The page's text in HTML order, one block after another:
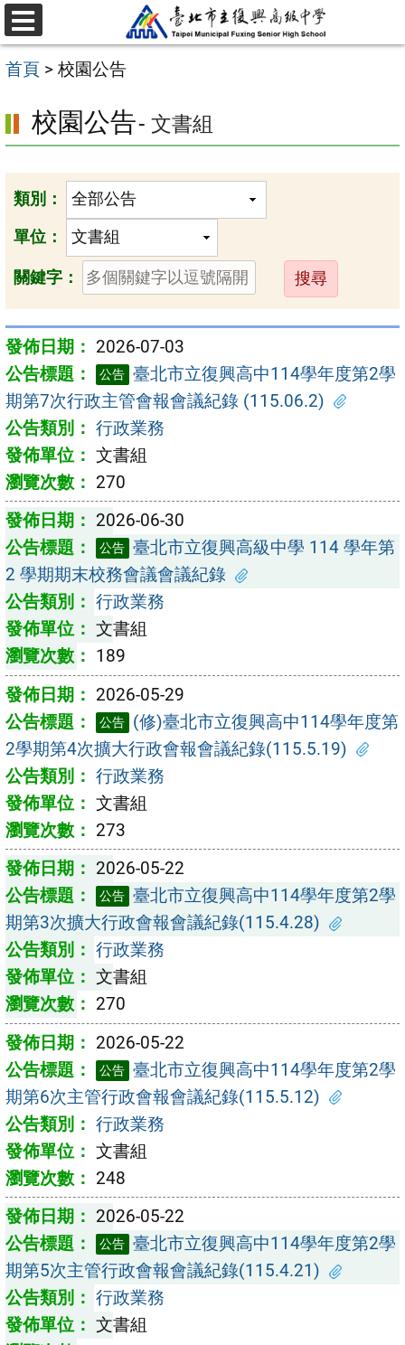
跳
至
主
內
容
區
選
單
首頁 > 校園公告
校園公告- 文書組
類別：
單位：
關鍵字：
送
出
2026-07-03
公告 臺北市立復興高中114學年度第2學
期第7次行政主管會報會議紀錄 (115.06.2)
行政業務
文書組
270
2026-06-30
公告 臺北市立復興高級中學 114 學年第
2 學期期末校務會議會議紀錄
行政業務
文書組
189
2026-05-29
公告 (修)臺北市立復興高中114學年度第
2學期第4次擴大行政會報會議紀錄(115.5.19)
行政業務
文書組
273
2026-05-22
公告 臺北市立復興高中114學年度第2學
期第3次擴大行政會報會議紀錄(115.4.28)
行政業務
文書組
270
2026-05-22
公告 臺北市立復興高中114學年度第2學
期第6次主管行政會報會議紀錄(115.5.12)
行政業務
文書組
248
2026-05-22
公告 臺北市立復興高中114學年度第2學
期第5次主管行政會報會議紀錄(115.4.21)
行政業務
文書組